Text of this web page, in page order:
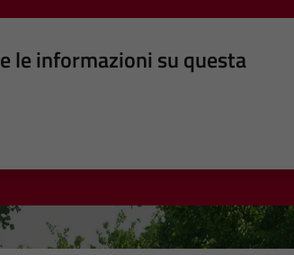
le informazioni su questa